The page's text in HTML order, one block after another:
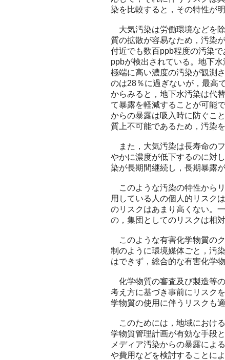
染を比較すると，その特性が明
大気汚染は労働環境などを
質の拡散が容易なため，汚染
付近でも数百ppb程度の汚染
ppbが検出されている。地下
極端に高い濃度の汚染が観測
のは28％に過ぎないが，最高
からみると，地下水汚染は代
て暴露を軽減することが可能
からの暴露は吸入時に防ぐこ
質上不可能であるため，汚染
また，大気汚染は長寿命の
やかに濃度が低下するのに対
染が長期間継続し，長期暴露
このような汚染の特性から
用している人の個人的リスク
のリスクはあまり高くない。
の，集団としてのリスクは相
このような有害化学物質の
制のように環境媒体ごと，汚
はできず，総合的な有害化学
化学物質の審査及び製造等
考え方に基づき事前にリスク
学物質の使用に伴うリスクも
このためには，地域におけ
学物質管理計画が有効な手段
メディア汚染からの暴露によ
や費用などを検討することに